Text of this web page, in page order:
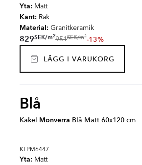
Yta: Matt
Kant: Rak
Material: Granitkeramik
829SEK/m2951SEK/m2-13%
LÄGG I VARUKORG
Blå
Kakel Monverra Blå Matt 60x120 cm
KLPM6447
Yta: Matt